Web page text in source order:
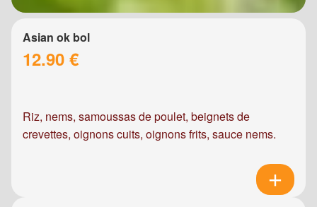
Asian ok bol
12.90 €
Riz, nems, samoussas de poulet, beignets de
crevettes, oignons cuits, oignons frits, sauce nems.